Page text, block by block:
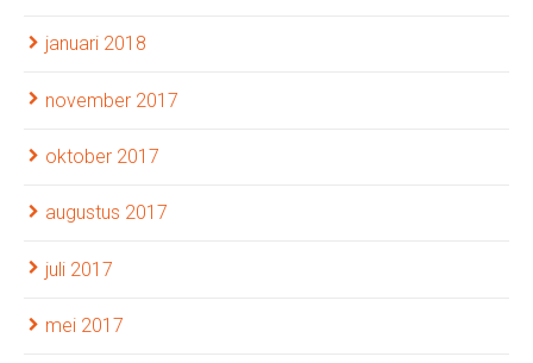
januari 2018
november 2017
oktober 2017
augustus 2017
juli 2017
mei 2017